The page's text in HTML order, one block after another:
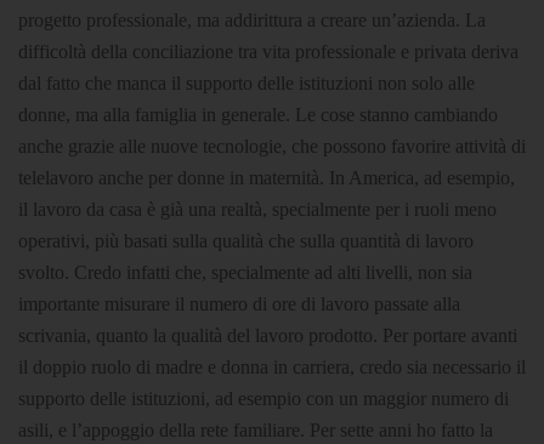
progetto professionale, ma addirittura a creare un’azienda. La
difficoltà della conciliazione tra vita professionale e privata deriva
dal fatto che manca il supporto delle istituzioni non solo alle
donne, ma alla famiglia in generale. Le cose stanno cambiando
anche grazie alle nuove tecnologie, che possono favorire attività di
telelavoro anche per donne in maternità. In America, ad esempio,
il lavoro da casa è già una realtà, specialmente per i ruoli meno
operativi, più basati sulla qualità che sulla quantità di lavoro
svolto. Credo infatti che, specialmente ad alti livelli, non sia
importante misurare il numero di ore di lavoro passate alla
scrivania, quanto la qualità del lavoro prodotto. Per portare avanti
il doppio ruolo di madre e donna in carriera, credo sia necessario il
supporto delle istituzioni, ad esempio con un maggior numero di
asili, e l’appoggio della rete familiare. Per sette anni ho fatto la